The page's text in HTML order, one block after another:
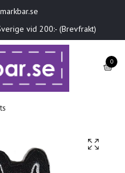
vid 200:- (Brevfrakt)
0